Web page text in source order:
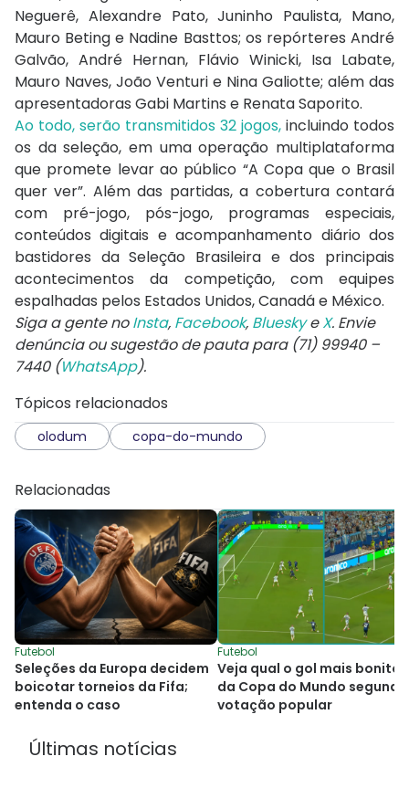
Neguerê, Alexandre Pato, Juninho Paulista, Mano,
Mauro Beting e Nadine Basttos; os repórteres André
Galvão, André Hernan, Flávio Winicki, Isa Labate,
Mauro Naves, João Venturi e Nina Galiotte; além das
apresentadoras Gabi Martins e Renata Saporito.
Ao todo, serão transmitidos 32 jogos, incluindo todos
os da seleção, em uma operação multiplataforma
que promete levar ao público “A Copa que o Brasil
quer ver”. Além das partidas, a cobertura contará
com pré-jogo, pós-jogo, programas especiais,
conteúdos digitais e acompanhamento diário dos
bastidores da Seleção Brasileira e dos principais
acontecimentos da competição, com equipes
espalhadas pelos Estados Unidos, Canadá e México.
Siga a gente noInsta, Facebook, BlueskyeX. Envie
denúncia ou sugestão de pauta para (71) 99940 –
7440 (WhatsApp).
Tópicos relacionados
olodum copa-do-mundo
Relacionadas
Futebol
Seleções da Europa decidem
boicotar torneios da Fifa;
entenda o caso
Futebol
Veja qual o gol mais bonito
da Copa do Mundo segundo
votação popular
Últimas notícias